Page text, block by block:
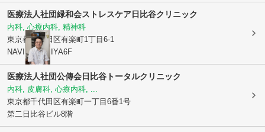
医療法人社団緑和会ストレスケア日比谷クリニック
内科, 心療内科, 精神科
東京都千代田区有楽町1丁目6-1
NAVIRE HIBIYA6F
医療法人社団公傳会日比谷トータルクリニック
内科, 皮膚科, 心療内科, ...
東京都千代田区有楽町一丁目6番1号
第二日比谷ビル8階